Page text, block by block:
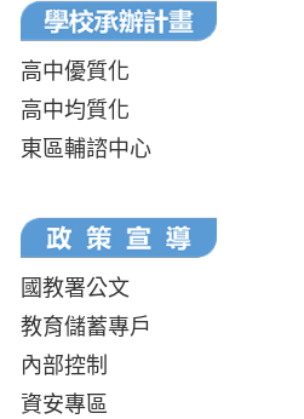
高中優質化
高中均質化
東區輔諮中心
國教署公文
教育儲蓄專戶
內部控制
資安專區